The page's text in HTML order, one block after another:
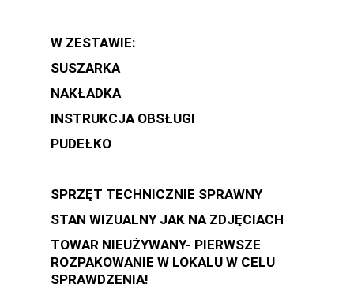
W ZESTAWIE:
SUSZARKA
NAKŁADKA
INSTRUKCJA OBSŁUGI
PUDEŁKO
SPRZĘT TECHNICZNIE SPRAWNY
STAN WIZUALNY JAK NA ZDJĘCIACH
TOWAR NIEUŻYWANY- PIERWSZE
ROZPAKOWANIE W LOKALU W CELU
SPRAWDZENIA!